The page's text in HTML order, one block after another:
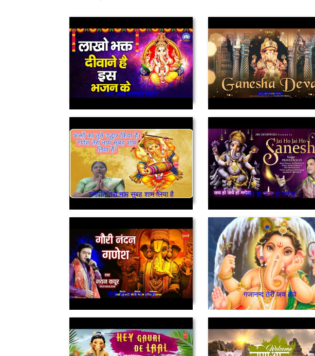
जय जय गणपते महान गणेशा देवा
गणपति तेरा नाम सुबह शाम लिया है जय हो जय हो गणेश
गोरी नंदन घज वदन गजानन्द तेरी जय होवे